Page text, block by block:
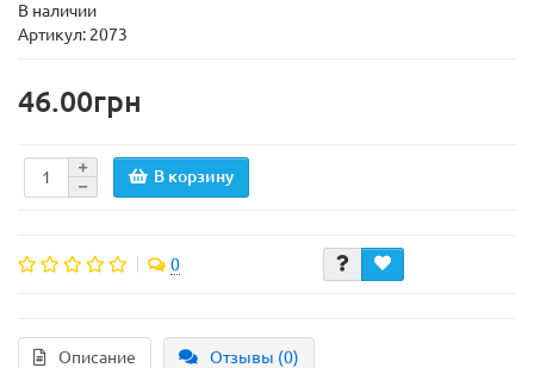
В наличии
Артикул: 2073
46.00грн
В корзину
0
Описание Отзывы (0)